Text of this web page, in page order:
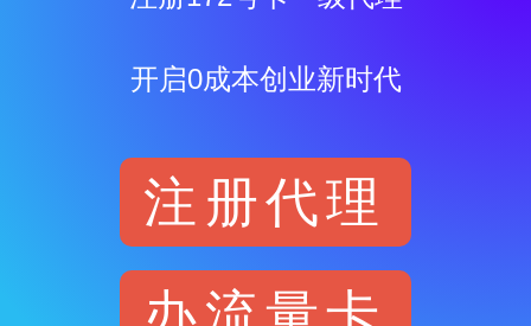
开启0成本创业新时代
注册代理